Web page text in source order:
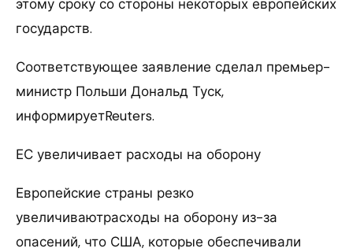
этому сроку со стороны некоторых европейских
государств.
Соответствующее заявление сделал премьер-
министр Польши Дональд Туск,
информируетReuters.
ЕС увеличивает расходы на оборону
Европейские страны резко
увеличиваютрасходы на оборону из-за
опасений, что США, которые обеспечивали